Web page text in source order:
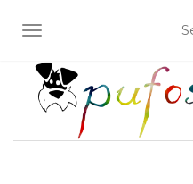
TOGGLE NAVIGATION